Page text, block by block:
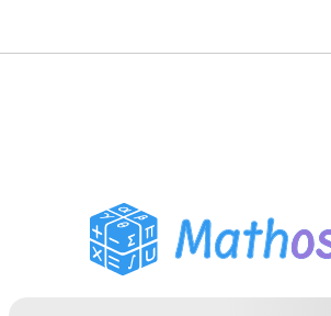
Assistente Compiti PDF
Strumenti di studio